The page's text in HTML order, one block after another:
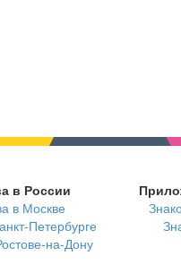
в России
в Москве
Петербурге
на-Дону